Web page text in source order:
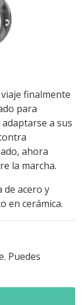
finalmente
para
a sus
ahora
la marcha.
de acero y
en cerámica.
Puedes